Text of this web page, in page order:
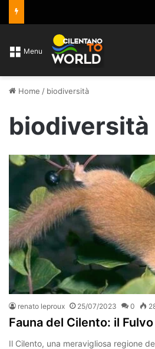
Menu
Home / biodiversità
biodiversità
renato leproux 25/07/2023 0
Fauna del Cilento: il
Il Cilento, una meravigliosa regione